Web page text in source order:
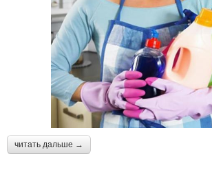
читать дальше →